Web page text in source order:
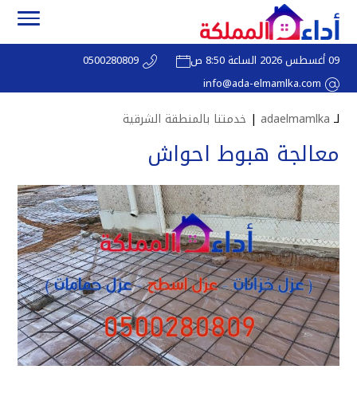
09 أغسطس 2026 الساعة 8:50 ص
0500280809
info@ada-elmamlka.com
لـ adaelmamlka
| خدمتنا بالمنطقة الشرقية
معالجة هبوط احواش